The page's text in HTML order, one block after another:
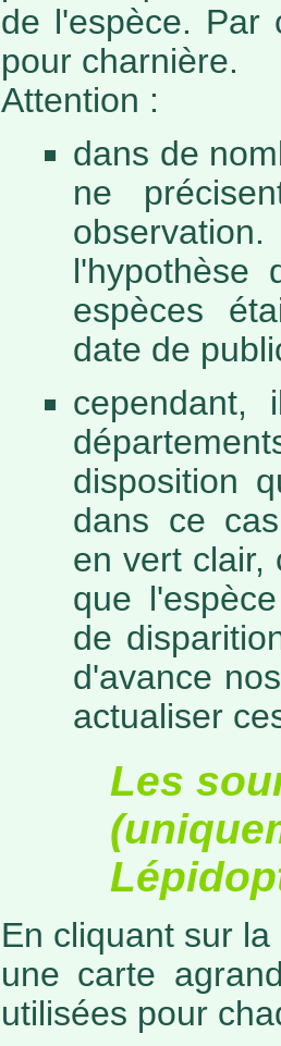
de l'espèce. Par
pour charnière.
Attention :
dans de
ne
l'hypothèse
espèces
date de
cependant,
disposition
dans ce
en vert clair,
que
de
d'avance
actualiser
Les
En cliquant sur
une carte
utilisées pour